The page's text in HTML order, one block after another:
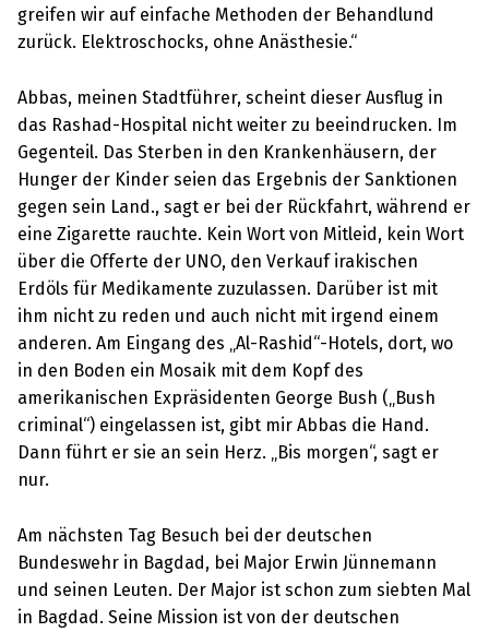
greifen wir auf einfache Methoden der Behandlund
zurück. Elektroschocks, ohne Anästhesie.“
Abbas, meinen Stadtführer, scheint dieser Ausflug in
das Rashad-Hospital nicht weiter zu beeindrucken. Im
Gegenteil. Das Sterben in den Krankenhäusern, der
Hunger der Kinder seien das Ergebnis der Sanktionen
gegen sein Land., sagt er bei der Rückfahrt, während er
eine Zigarette rauchte. Kein Wort von Mitleid, kein Wort
über die Offerte der UNO, den Verkauf irakischen
Erdöls für Medikamente zuzulassen. Darüber ist mit
ihm nicht zu reden und auch nicht mit irgend einem
anderen. Am Eingang des „Al-Rashid“-Hotels, dort, wo
in den Boden ein Mosaik mit dem Kopf des
amerikanischen Expräsidenten George Bush („Bush
criminal“) eingelassen ist, gibt mir Abbas die Hand.
Dann führt er sie an sein Herz. „Bis morgen“, sagt er
nur.
Am nächsten Tag Besuch bei der deutschen
Bundeswehr in Bagdad, bei Major Erwin Jünnemann
und seinen Leuten. Der Major ist schon zum siebten Mal
in Bagdad. Seine Mission ist von der deutschen